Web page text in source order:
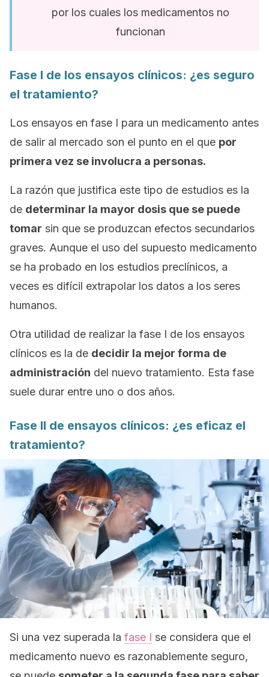
por los cuales los medicamentos no
funcionan
Fase I de los ensayos clínicos: ¿es seguro
el tratamiento?
Los ensayos en fase I para un medicamento antes
de salir al mercado son el punto en el que por
primera vez se involucra a personas.
La razón que justifica este tipo de estudios es la
de determinar la mayor dosis que se puede
tomar sin que se produzcan efectos secundarios
graves. Aunque el uso del supuesto medicamento
se ha probado en los estudios preclínicos, a
veces es difícil extrapolar los datos a los seres
humanos.
Otra utilidad de realizar la fase I de los ensayos
clínicos es la de decidir la mejor forma de
administración del nuevo tratamiento. Esta fase
suele durar entre uno o dos años.
Fase II de ensayos clínicos: ¿es eficaz el
tratamiento?
Si una vez superada la fase I se considera que el
medicamento nuevo es razonablemente seguro,